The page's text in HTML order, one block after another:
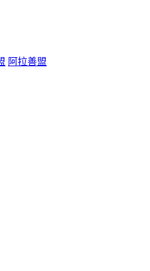
阿拉善盟